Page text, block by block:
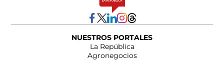
NUESTROS PORTALES
La República
Agronegocios